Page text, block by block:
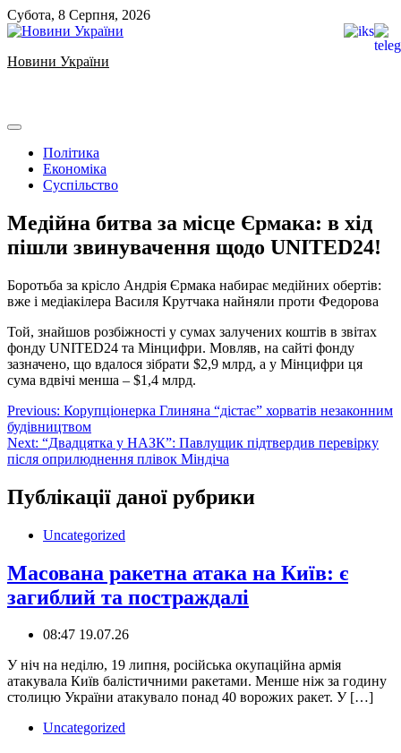
Skip
to
Субота, 8 Серпня, 2026
Новини України
Політика
Економіка
Суспільство
Медійна битва за місце Єрмака: в хід
пішли звинувачення щодо UNITED24!
Боротьба за крісло Андрія Єрмака набирає медійних обертів:
вже і медіакілера Василя Крутчака найняли проти Федорова
Той, знайшов розбіжності у сумах залучених коштів в звітах
фонду UNITED24 та Мінцифри. Мовляв, на сайті фонду
зазначено, що вдалося зібрати $2,9 млрд, а у Мінцифри ця
сума вдвічі менша – $1,4 млрд.
Навігація
записів
Previous: Корупціонерка Глиняна “дістає” хорватів незаконним
будівництвом
Next: “Двадцятка у НАЗК”: Павлущик підтвердив перевірку
після оприлюднення плівок Міндіча
Публікації даної рубрики
Uncategorized
Масована ракетна атака на Київ: є
загиблий та постраждалі
08:47 19.07.26
У ніч на неділю, 19 липня, російська окупаційна армія
атакувала Київ балістичними ракетами. Менше ніж за годину
столицю України атакувало понад 40 ворожих ракет. У […]
Uncategorized